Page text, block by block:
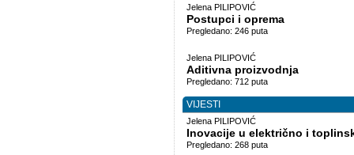
Jelena PILIPOVIĆ
Postupci i oprema
Pregledano: 246 puta
Jelena PILIPOVIĆ
Aditivna proizvodnja
Pregledano: 712 puta
VIJESTI
Jelena PILIPOVIĆ
Inovacije u električno i
Pregledano: 268 puta